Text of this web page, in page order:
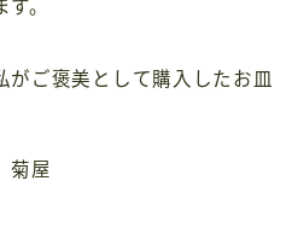
。
がご褒美として購入したお皿